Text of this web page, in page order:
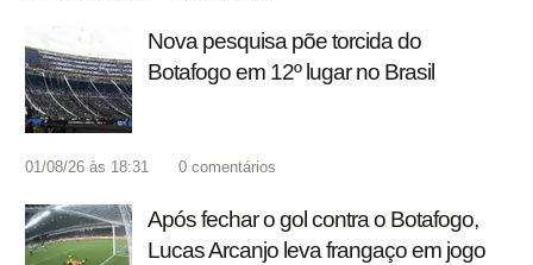
Nova pesquisa põe torcida do
Botafogo em 12º lugar no Brasil
01/08/26 às 18:31 0 comentários
Após fechar o gol contra o Botafogo,
Lucas Arcanjo leva frangaço em jogo